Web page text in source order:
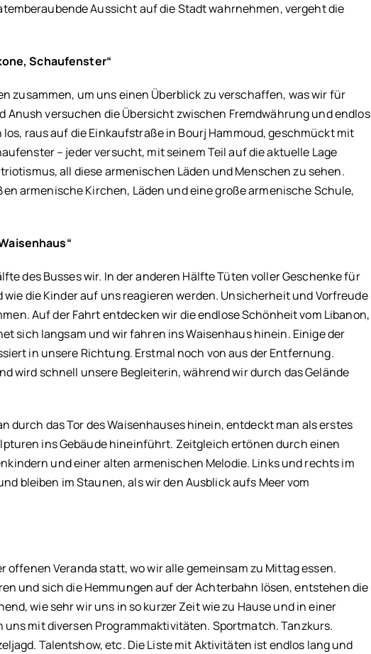
Aussicht auf die Stadt wahrnehmen, vergeht die
Schaufenster“
zusammen, um uns einen Überblick zu verschaffen, was wir für
versuchen die Übersicht zwischen Fremdwährung und endlos
raus auf die Einkaufstraße in Bourj Hammoud, geschmückt mit
– jeder versucht, mit seinem Teil auf die aktuelle Lage
all diese armenischen Läden und Menschen zu sehen.
armenische Kirchen, Läden und eine große armenische Schule,
des Busses wir. In der anderen Hälfte Tüten voller Geschenke für
die Kinder auf uns reagieren werden. Unsicherheit und Vorfreude
Auf der Fahrt entdecken wir die endlose Schönheit vom Libanon,
sich langsam und wir fahren ins Waisenhaus hinein. Einige der
in unsere Richtung. Erstmal noch von aus der Entfernung.
wird schnell unsere Begleiterin, während wir durch das Gelände
durch das Tor des Waisenhauses hinein, entdeckt man als erstes
ins Gebäude hineinführt. Zeitgleich ertönen durch einen
und einer alten armenischen Melodie. Links und rechts im
bleiben im Staunen, als wir den Ausblick aufs Meer vom
Veranda statt, wo wir alle gemeinsam zu Mittag essen.
und sich die Hemmungen auf der Achterbahn lösen, entstehen die
wie sehr wir uns in so kurzer Zeit wie zu Hause und in einer
mit diversen Programmaktivitäten. Sportmatch. Tanzkurs.
Talentshow, etc. Die Liste mit Aktivitäten ist endlos lang und